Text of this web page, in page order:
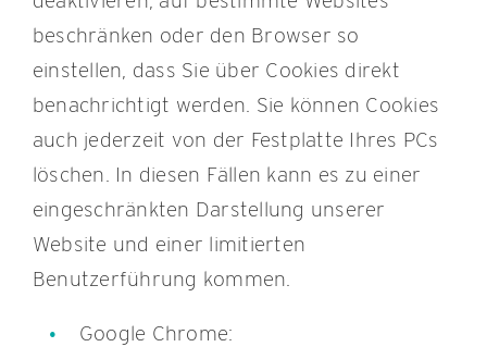
beschränken oder den Browser so
einstellen, dass Sie über Cookies direkt
benachrichtigt werden. Sie können Cookies
auch jederzeit von der Festplatte Ihres PCs
löschen. In diesen Fällen kann es zu einer
eingeschränkten Darstellung unserer
Website und einer limitierten
Benutzerführung kommen.
Google Chrome: